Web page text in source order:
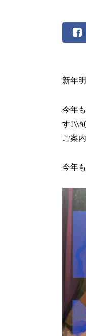
新年
今年
ご案
今年